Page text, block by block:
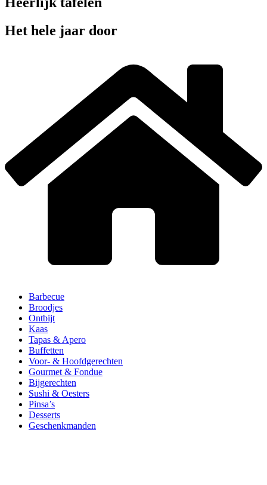
Het hele jaar door
Barbecue
Broodjes
Ontbijt
Kaas
Tapas & Apero
Buffetten
Voor- & Hoofdgerechten
Gourmet & Fondue
Bijgerechten
Sushi & Oesters
Pinsa’s
Desserts
Geschenkmanden